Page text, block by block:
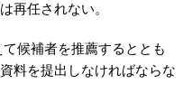
再任されない。
候補者を推薦するととも
料を提出しなければならな